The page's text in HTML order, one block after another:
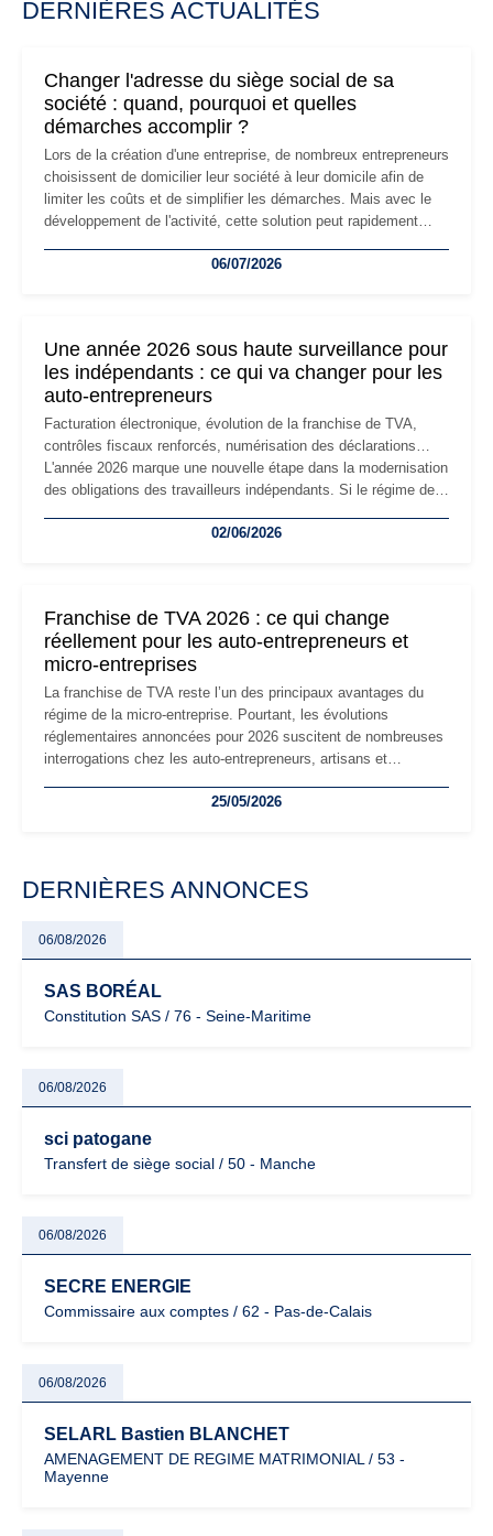
DERNIÈRES ACTUALITÉS
Changer l'adresse du siège social de sa
société : quand, pourquoi et quelles
démarches accomplir ?
Lors de la création d'une entreprise, de nombreux entrepreneurs
choisissent de domicilier leur société à leur domicile afin de
limiter les coûts et de simplifier les démarches. Mais avec le
développement de l'activité, cette solution peut rapidement
professionnels, recrutement, image de marque… Le
06/07/2026
Une année 2026 sous haute surveillance pour
les indépendants : ce qui va changer pour les
auto-entrepreneurs
Facturation électronique, évolution de la franchise de TVA,
contrôles fiscaux renforcés, numérisation des déclarations…
L'année 2026 marque une nouvelle étape dans la modernisation
des obligations des travailleurs indépendants. Si le régime de
les auto-entrepreneurs devront s'adapter à un environnement
02/06/2026
Franchise de TVA 2026 : ce qui change
réellement pour les auto-entrepreneurs et
micro-entreprises
La franchise de TVA reste l’un des principaux avantages du
régime de la micro-entreprise. Pourtant, les évolutions
réglementaires annoncées pour 2026 suscitent de nombreuses
interrogations chez les auto-entrepreneurs, artisans et
facturation ou risque de bascule vers la TVA : les règles
25/05/2026
DERNIÈRES ANNONCES
06/08/2026
SAS BORÉAL
Constitution SAS / 76 - Seine-Maritime
06/08/2026
sci patogane
Transfert de siège social / 50 - Manche
06/08/2026
SECRE ENERGIE
Commissaire aux comptes / 62 - Pas-de-Calais
06/08/2026
SELARL Bastien BLANCHET
AMENAGEMENT DE REGIME MATRIMONIAL / 53 -
Mayenne